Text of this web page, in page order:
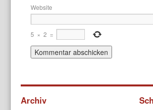
Website
5 × 2 =
Archiv